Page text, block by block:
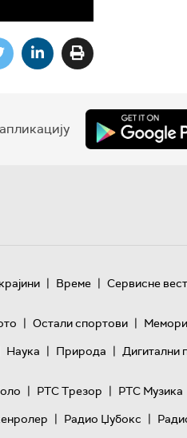
| Време | Сервисне
| Остали спортови |
Наука | Природа | Дигитални
| РТС Трезор | РТС Музика
| Радио Џубокс |